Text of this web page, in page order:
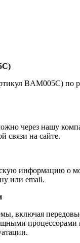
BAM005C)
через нашу
связи на сайте.
информацию о
или email.
включая
процессорами